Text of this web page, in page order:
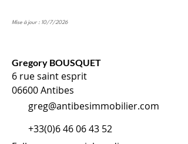
Mise à jour : 10/7/2026
Gregory BOUSQUET
6 rue saint esprit
06600 Antibes
greg@antibesimmobilier.com
+33(0)6 46 06 43 52